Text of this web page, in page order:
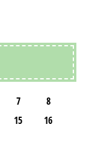
7
8
15
16